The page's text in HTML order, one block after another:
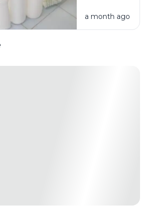
Bahan
Pembersih
a month ago